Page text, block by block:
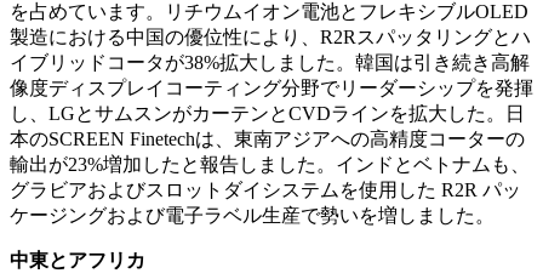
を占めています。リチウムイオン電池とフレキシブルOLED
製造における中国の優位性により、R2Rスパッタリングとハ
イブリッドコータが38%拡大しました。韓国は引き続き高解
像度ディスプレイコーティング分野でリーダーシップを発揮
し、LGとサムスンがカーテンとCVDラインを拡大した。日
本のSCREEN Finetechは、東南アジアへの高精度コーターの
輸出が23%増加したと報告しました。インドとベトナムも、
グラビアおよびスロットダイシステムを使用した R2R パッ
ケージングおよび電子ラベル生産で勢いを増しました。
中東とアフリカ